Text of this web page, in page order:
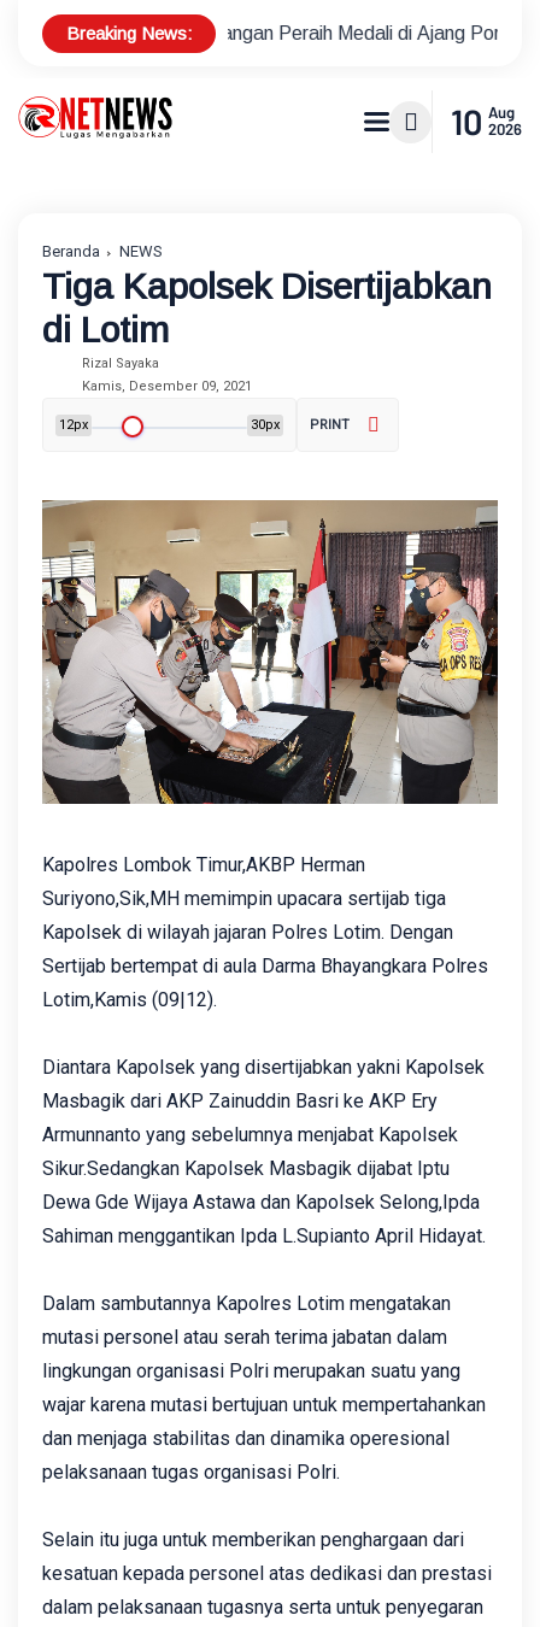
Breaking News:
Lapangan Peraih Medali di Ajang Porprov Polsek
10 Aug
2026
Beranda NEWS
Tiga Kapolsek Disertijabkan
di Lotim
Rizal Sayaka
Kamis, Desember 09, 2021
12px 30px PRINT
Kapolres Lombok Timur,AKBP Herman
Suriyono,Sik,MH memimpin upacara sertijab tiga
Kapolsek di wilayah jajaran Polres Lotim. Dengan
Sertijab bertempat di aula Darma Bhayangkara Polres
Lotim,Kamis (09|12).
Diantara Kapolsek yang disertijabkan yakni Kapolsek
Masbagik dari AKP Zainuddin Basri ke AKP Ery
Armunnanto yang sebelumnya menjabat Kapolsek
Sikur.Sedangkan Kapolsek Masbagik dijabat Iptu
Dewa Gde Wijaya Astawa dan Kapolsek Selong,Ipda
Sahiman menggantikan Ipda L.Supianto April Hidayat.
Dalam sambutannya Kapolres Lotim mengatakan
‎mutasi personel atau serah terima jabatan dalam
lingkungan organisasi Polri merupakan suatu yang
wajar karena mutasi bertujuan untuk mempertahankan
dan menjaga stabilitas dan dinamika operesional
pelaksanaan tugas organisasi Polri.
Selain itu juga untuk memberikan penghargaan dari
kesatuan kepada personel atas dedikasi dan prestasi
dalam pelaksanaan tugasnya serta untuk penyegaran